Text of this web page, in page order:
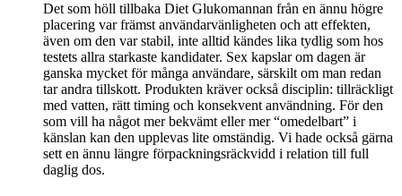
Det som höll tillbaka Diet Glukomannan från en ännu högre
placering var främst användarvänligheten och att effekten,
även om den var stabil, inte alltid kändes lika tydlig som hos
testets allra starkaste kandidater. Sex kapslar om dagen är
ganska mycket för många användare, särskilt om man redan
tar andra tillskott. Produkten kräver också disciplin: tillräckligt
med vatten, rätt timing och konsekvent användning. För den
som vill ha något mer bekvämt eller mer “omedelbart” i
känslan kan den upplevas lite omständig. Vi hade också gärna
sett en ännu längre förpackningsräckvidd i relation till full
daglig dos.